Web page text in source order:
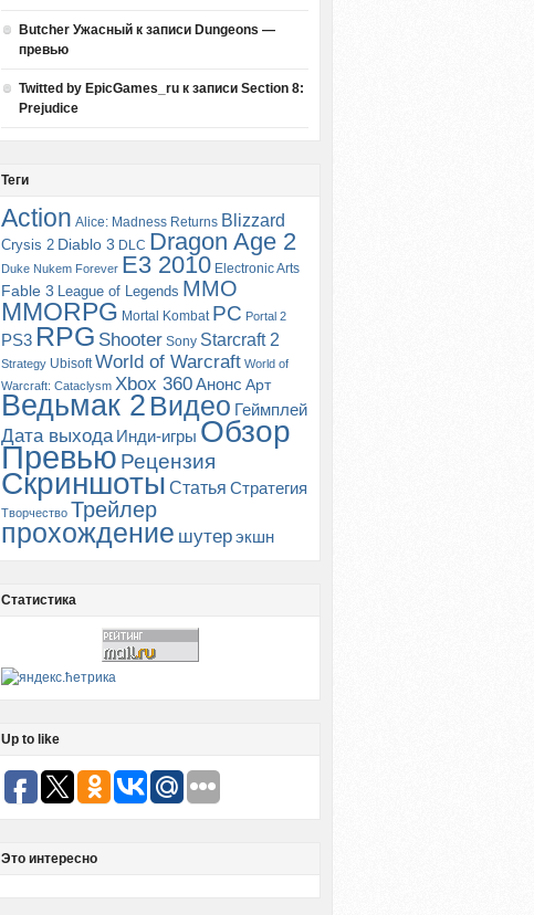
Butcher Ужасный к записи Dungeons —
превью
Twitted by EpicGames_ru к записи Section 8:
Prejudice
Теги
Action Alice: Madness Returns Blizzard
Crysis 2 Diablo 3 DLC Dragon Age 2
Duke Nukem Forever E3 2010 Electronic Arts
Fable 3 League of Legends MMO
MMORPG Mortal Kombat PC Portal 2
PS3 RPG Shooter Sony Starcraft 2
Strategy Ubisoft World of Warcraft World of
Warcraft: Cataclysm Xbox 360Анонс Арт
Ведьмак 2 Видео Геймплей
Дата выхода Инди-игры Обзор
Превью Рецензия
Скриншоты Статья Стратегия
Творчество Трейлер
прохождение шутерэкшн
Статистика
Up to like
Это интересно